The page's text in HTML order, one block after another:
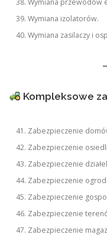
Wymiana izolatorów.
Wymiana zasilaczy i
Kompleksowe
Zabezpieczenie
Zabezpieczenie
Zabezpieczenie
Zabezpieczenie
Zabezpieczenie
Zabezpieczenie
Zabezpieczenie